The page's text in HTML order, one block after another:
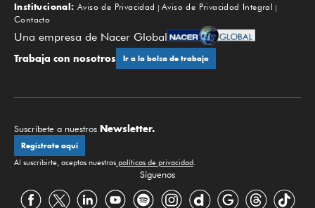
Institucional: Aviso de Privacidad
Aviso de Privacidad Integral
Contacto
Una empresa de Nacer Global
Trabaja con nosotros Ir a la bolsa de trabajo
Suscríbete a nuestros Newsletter.
Regístrate aquí
Al suscribirte, aceptas nuestras políticas de privacidad.
Síguenos